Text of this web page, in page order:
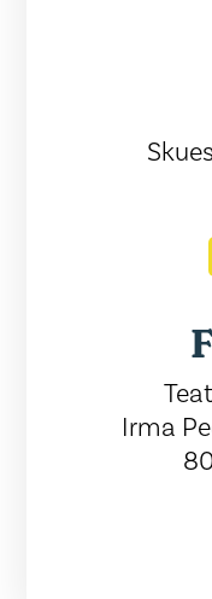
Irma